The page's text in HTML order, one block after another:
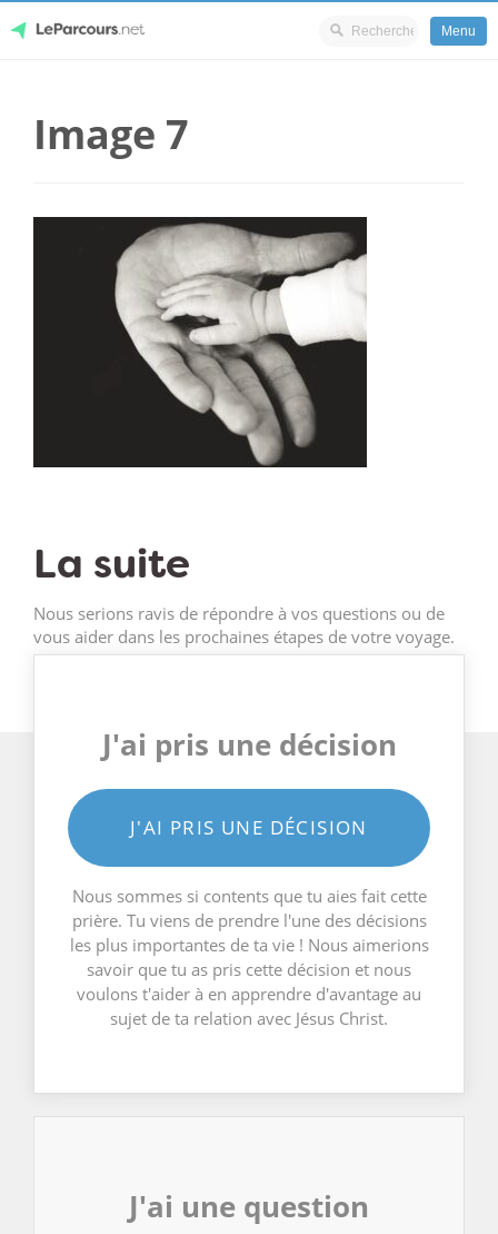
content
Menu
Image 7
La suite
Nous serions ravis de répondre à vos questions ou de
vous aider dans les prochaines étapes de votre voyage.
J'ai pris une décision
J'AI PRIS UNE DÉCISION
Nous sommes si contents que tu aies fait cette
prière. Tu viens de prendre l'une des décisions
les plus importantes de ta vie ! Nous aimerions
savoir que tu as pris cette décision et nous
voulons t'aider à en apprendre d'avantage au
sujet de ta relation avec Jésus Christ.
J'ai une question